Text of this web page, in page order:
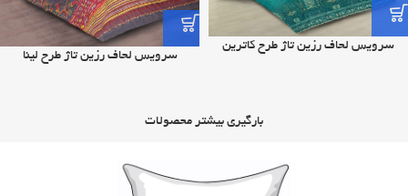
سرویس لحاف رزین تاژ طرح کاترین
سرویس لحاف رزین تاژ طرح لینا
بارگیری بیشتر محصولات